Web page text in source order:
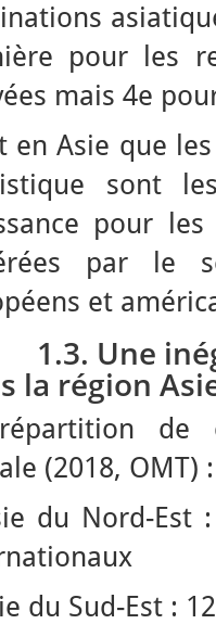
pour les
mais 4e
en Asie que
sont
pour
par le
et
Une
la région
(2018, OMT) :
du Nord-Est
du Sud-Est :